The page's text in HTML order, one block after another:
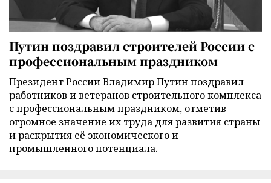
Путин поздравил строителей России с
профессиональным праздником
Президент России Владимир Путин поздравил
работников и ветеранов строительного комплекса
с профессиональным праздником, отметив
огромное значение их труда для развития страны
и раскрытия её экономического и
промышленного потенциала.